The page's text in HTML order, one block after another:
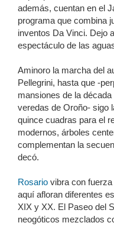
además, cuentan en el
programa que combina
inventos Da Vinci. Dejo
espectáculo de las
Aminoro la marcha del
Pellegrini, hasta que -
mansiones de la
veredas de Oroño- sigo
quince cuadras para el
modernos, árboles
complementan la
decó.
Rosario vibra con
aquí afloran diferentes
XIX y XX. El Paseo del
neogóticos mezclados